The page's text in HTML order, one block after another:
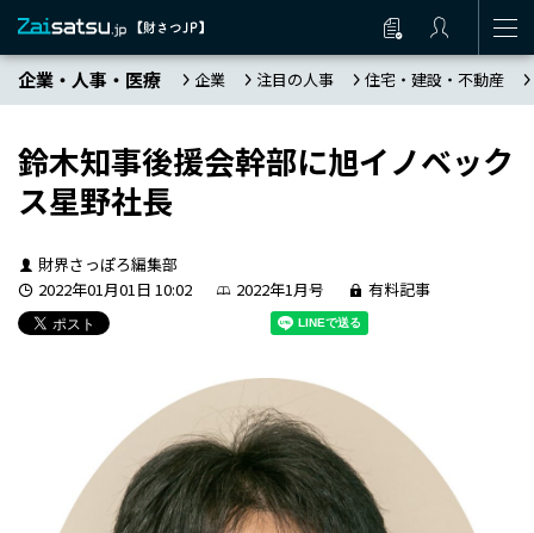
企業・人事・医療 企業 注目の人事 住宅・建設・不動産
鈴木知事後援会幹部に旭イノベック
ス星野社長
財界さっぽろ編集部
2022年01月01日 10:02
2022年1月号 有料記事